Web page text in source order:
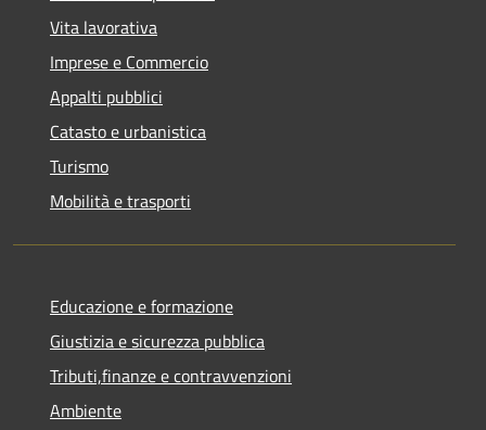
Vita lavorativa
Imprese e Commercio
Appalti pubblici
Catasto e urbanistica
Turismo
Mobilità e trasporti
Educazione e formazione
Giustizia e sicurezza pubblica
Tributi,finanze e contravvenzioni
Ambiente